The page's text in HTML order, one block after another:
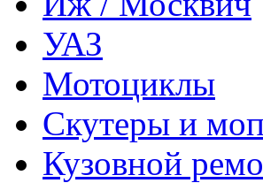
УАЗ
Мотоциклы
Скутеры и
Кузовной